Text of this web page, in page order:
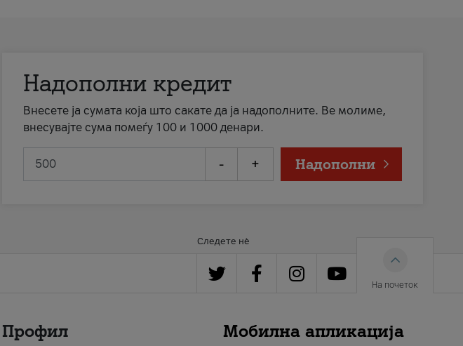
Надополни кредит
Внесете ја сумата која што сакате да ја надополните. Ве молиме,
внесувајте сума помеѓу 100 и 1000 денари.
- + Надополни
Следете нè
На почеток
Профил Мобилна апликација